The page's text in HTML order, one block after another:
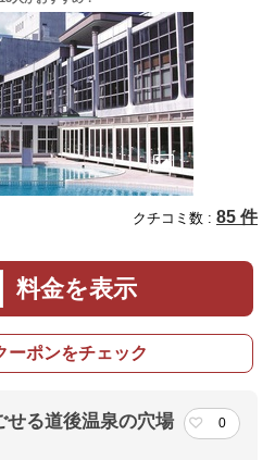
クチコミ数 : 85 件
料金を表示
ーポンをチェック
せる道後温泉の穴場
0